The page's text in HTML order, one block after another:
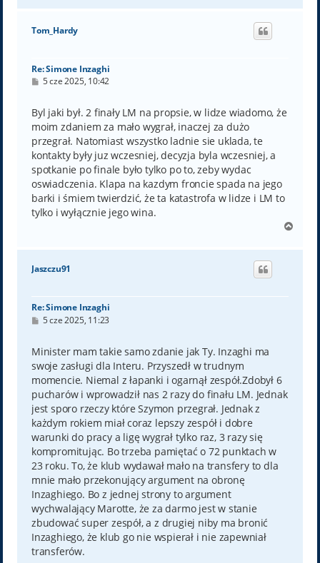
g
Tom_Hardy
Re: Simone Inzaghi
P
t
5 cze 2025, 10:42
Byl jaki był. 2 finały LM na propsie, w lidze wiadomo, że
moim zdaniem za mało wygrał, inaczej za dużo
przegrał. Natomiast wszystko ladnie sie uklada, te
kontakty były juz wczesniej, decyzja byla wczesniej, a
spotkanie po finale było tylko po to, zeby wydac
oswiadczenia. Klapa na kazdym froncie spada na jego
barki i śmiem twierdzić, że ta katastrofa w lidze i LM to
tylko i wyłącznie jego wina.
g
Jaszczu91
Re: Simone Inzaghi
P
t
5 cze 2025, 11:23
Minister mam takie samo zdanie jak Ty. Inzaghi ma
swoje zasługi dla Interu. Przyszedł w trudnym
momencie. Niemal z łapanki i ogarnął zespół.Zdobył 6
pucharów i wprowadził nas 2 razy do finału LM. Jednak
jest sporo rzeczy które Szymon przegrał. Jednak z
każdym rokiem miał coraz lepszy zespół i dobre
warunki do pracy a ligę wygrał tylko raz, 3 razy się
kompromitując. Bo trzeba pamiętać o 72 punktach w
23 roku. To, że klub wydawał mało na transfery to dla
mnie mało przekonujący argument na obronę
Inzaghiego. Bo z jednej strony to argument
wychwalający Marotte, że za darmo jest w stanie
zbudować super zespół, a z drugiej niby ma bronić
Inzaghiego, że klub go nie wspierał i nie zapewniał
transferów.